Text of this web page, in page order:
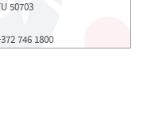
50703
746 1800